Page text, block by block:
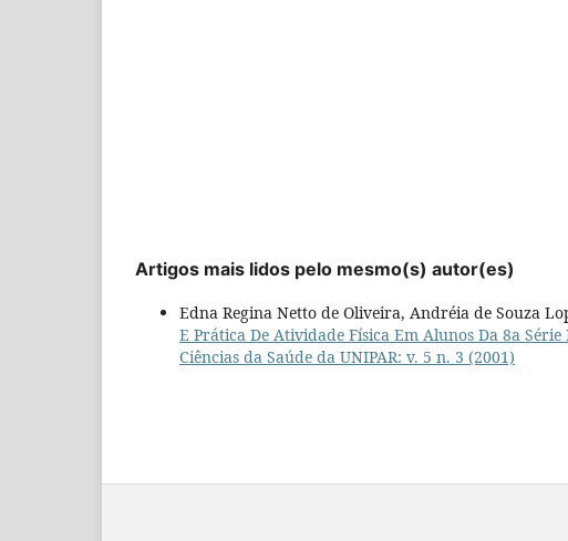
Artigos mais lidos pelo mesmo(s) autor(es)
Edna Regina Netto de Oliveira, Andréia de Souza
E Prática De Atividade Física Em Alunos Da 8a
Ciências da Saúde da UNIPAR: v. 5 n. 3 (2001)